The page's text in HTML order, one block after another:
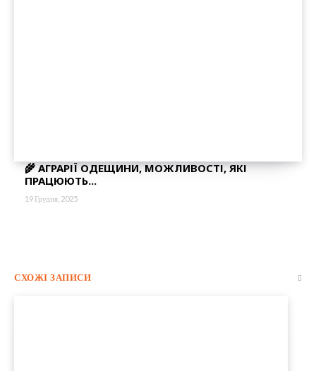
🌾 АГРАРІЇ ОДЕЩИНИ, МОЖЛИВОСТІ, ЯКІ
ПРАЦЮЮТЬ...
19 Грудня, 2025
СХОЖІ ЗАПИСИ